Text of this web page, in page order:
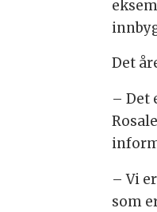
Det
– Det
– Vi
som